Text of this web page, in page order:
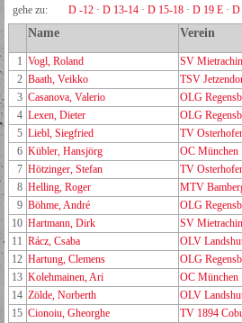
gehe zu:
D -12 · D 13-14 · D 15-18 · D 19 E · D
Name Verein
1 Vogl, Roland SV
2 Baath, Veikko TSV
3 Casanova, Valerio OLG
4 Lexen, Dieter OLG
5 Liebl, Siegfried TV
6 Kübler, Hansjörg OC München
7 Hötzinger, Stefan TV
8 Helling, Roger MTV
9 Böhme, André OLG
10 Hartmann, Dirk SV
11 Rácz, Csaba OLV
12 Hartung, Clemens OLG
13 Kolehmainen, Ari OC München
14 Zölde, Norberth OLV
15 Cionoiu, Gheorghe TV 1894